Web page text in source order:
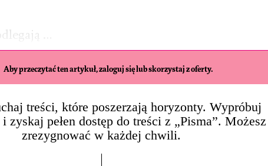
…
Aby przeczytać ten artykuł, zaloguj się lub skorzystaj z oferty.
treści, które poszerzają horyzonty. Wypróbuj
zyskaj pełen dostęp do treści z „Pisma”. Możesz
zrezygnować w każdej chwili.